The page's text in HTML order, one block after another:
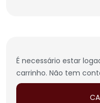
É necessário estar
carrinho. Não tem